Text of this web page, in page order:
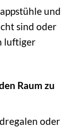
und
sind oder
luftiger
Raum zu
oder